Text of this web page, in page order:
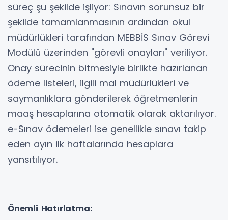
süreç şu şekilde işliyor: Sınavın sorunsuz bir
şekilde tamamlanmasının ardından okul
müdürlükleri tarafından MEBBİS Sınav Görevi
Modülü üzerinden "görevli onayları" veriliyor.
Onay sürecinin bitmesiyle birlikte hazırlanan
ödeme listeleri, ilgili mal müdürlükleri ve
saymanlıklara gönderilerek öğretmenlerin
maaş hesaplarına otomatik olarak aktarılıyor.
e-Sınav ödemeleri ise genellikle sınavı takip
eden ayın ilk haftalarında hesaplara
yansıtılıyor.
Önemli Hatırlatma: